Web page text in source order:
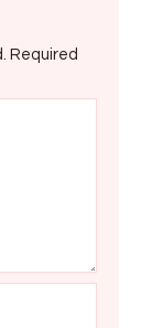
Required